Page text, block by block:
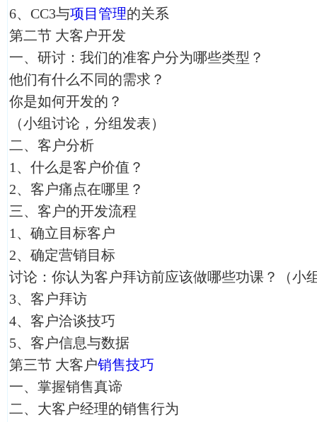
6、CC3与项目管理的关系
第二节 大客户开发
一、研讨：我们的准客户分为哪些类型？
他们有什么不同的需求？
你是如何开发的？
（小组讨论，分组发表）
二、客户分析
1、什么是客户价值？
2、客户痛点在哪里？
三、客户的开发流程
1、确立目标客户
2、确定营销目标
讨论：你认为客户拜访前应该做哪些功课？（小
3、客户拜访
4、客户洽谈技巧
5、客户信息与数据
第三节 大客户销售技巧
一、掌握销售真谛
二、大客户经理的销售行为